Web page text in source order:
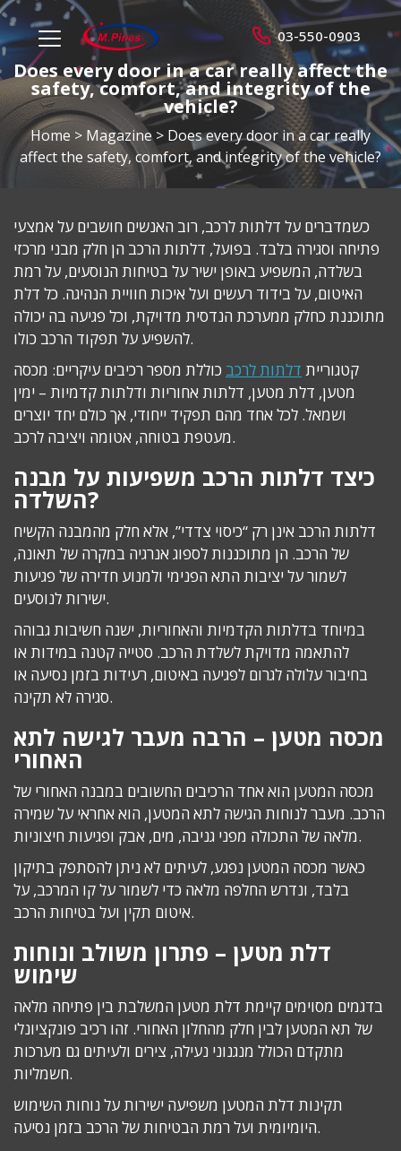
03-550-0903
menu
opener
Does every door in a car really affect the
safety, comfort, and integrity of the
vehicle?
Home > Magazine> Does every door in a car really
affect the safety, comfort, and integrity of the vehicle?
כשמדברים על דלתות לרכב, רוב האנשים חושבים על אמצעי
פתיחה וסגירה בלבד. בפועל, דלתות הרכב הן חלק מבני מרכזי
בשלדה, המשפיע באופן ישיר על בטיחות הנוסעים, על רמת
האיטום, על בידוד רעשים ועל איכות חוויית הנהיגה. כל דלת
מתוכננת כחלק ממערכת הנדסית מדויקת, וכל פגיעה בה יכולה
להשפיע על תפקוד הרכב כולו.
קטגוריית דלתות לרכב כוללת מספר רכיבים עיקריים: מכסה
מטען, דלת מטען, דלתות אחוריות ודלתות קדמיות – ימין
ושמאל. לכל אחד מהם תפקיד ייחודי, אך כולם יחד יוצרים
מעטפת בטוחה, אטומה ויציבה לרכב.
כיצד דלתות הרכב משפיעות על מבנה
השלדה?
דלתות הרכב אינן רק “כיסוי צדדי”, אלא חלק מהמבנה הקשיח
של הרכב. הן מתוכננות לספוג אנרגיה במקרה של תאונה,
לשמור על יציבות התא הפנימי ולמנוע חדירה של פגיעות
ישירות לנוסעים.
במיוחד בדלתות הקדמיות והאחוריות, ישנה חשיבות גבוהה
להתאמה מדויקת לשלדת הרכב. סטייה קטנה במידות או
בחיבור עלולה לגרום לפגיעה באיטום, רעידות בזמן נסיעה או
סגירה לא תקינה.
מכסה מטען – הרבה מעבר לגישה לתא
האחורי
מכסה המטען הוא אחד הרכיבים החשובים במבנה האחורי של
הרכב. מעבר לנוחות הגישה לתא המטען, הוא אחראי על שמירה
מלאה של התכולה מפני גניבה, מים, אבק ופגיעות חיצוניות.
כאשר מכסה המטען נפגע, לעיתים לא ניתן להסתפק בתיקון
בלבד, ונדרש החלפה מלאה כדי לשמור על קו המרכב, על
איטום תקין ועל בטיחות הרכב.
דלת מטען – פתרון משולב ונוחות
שימוש
בדגמים מסוימים קיימת דלת מטען המשלבת בין פתיחה מלאה
של תא המטען לבין חלק מהחלון האחורי. זהו רכיב פונקציונלי
מתקדם הכולל מנגנוני נעילה, צירים ולעיתים גם מערכות
חשמליות.
תקינות דלת המטען משפיעה ישירות על נוחות השימוש
היומיומית ועל רמת הבטיחות של הרכב בזמן נסיעה.